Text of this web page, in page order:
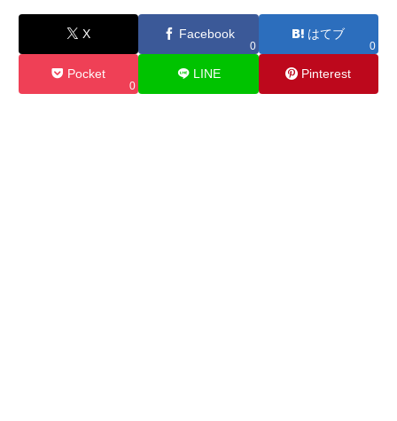
X Facebook
0
はてブ
0
Pocket
0
LINE Pinterest